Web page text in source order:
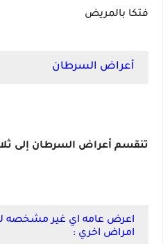
فتكا بالمريض
أعراض السرطان
تنقسم أعراض السرطان إلى
اعرض عامه اي غير مشخصه
امراض اخري :